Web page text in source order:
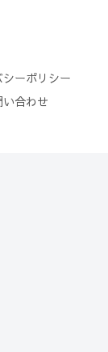
ーポリシー
い合わせ